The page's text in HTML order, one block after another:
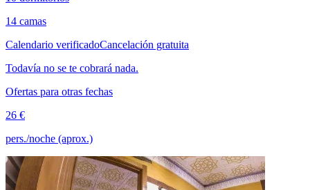
14 camas
Calendario verificadoCancelación gratuita
Todavía no se te cobrará nada.
Ofertas para otras fechas
26 €
pers./noche (aprox.)